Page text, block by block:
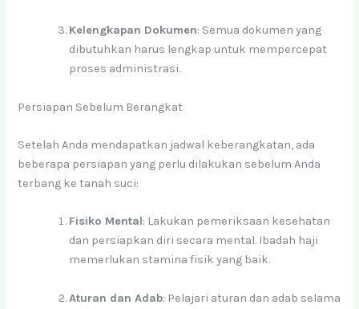
Kelengkapan Dokumen: Semua dokumen yang
dibutuhkan harus lengkap untuk mempercepat
proses administrasi.
Persiapan Sebelum Berangkat
Setelah Anda mendapatkan jadwal keberangkatan, ada
beberapa persiapan yang perlu dilakukan sebelum Anda
terbang ke tanah suci:
Fisiko Mental: Lakukan pemeriksaan kesehatan
dan persiapkan diri secara mental. Ibadah haji
memerlukan stamina fisik yang baik.
Aturan dan Adab: Pelajari aturan dan adab selama